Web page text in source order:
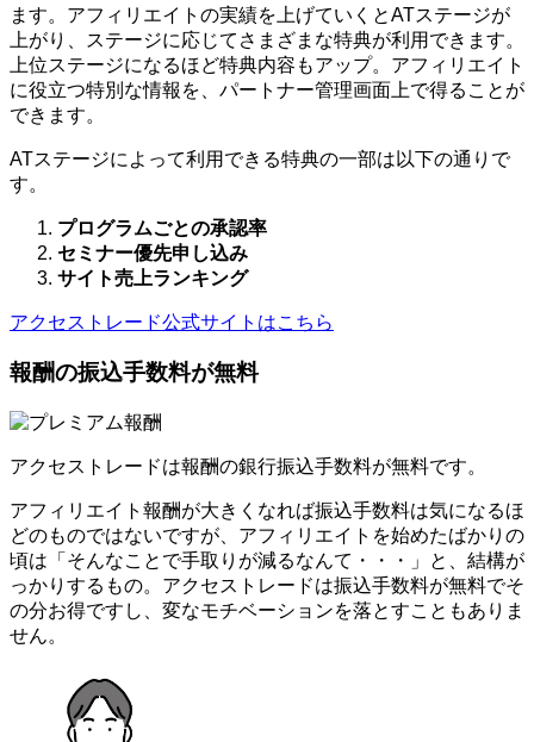
ます。アフィリエイトの実績を上げていくとATステージが
上がり、ステージに応じてさまざまな特典が利用できます。
上位ステージになるほど特典内容もアップ。アフィリエイト
に役立つ特別な情報を、パートナー管理画面上で得ることが
できます。
ATステージによって利用できる特典の一部は以下の通りで
す。
プログラムごとの承認率
セミナー優先申し込み
サイト売上ランキング
アクセストレード公式サイトはこちら
報酬の振込手数料が無料
アクセストレードは報酬の銀行振込手数料が無料です。
アフィリエイト報酬が大きくなれば振込手数料は気になるほ
どのものではないですが、アフィリエイトを始めたばかりの
頃は「そんなことで手取りが減るなんて・・・」と、結構が
っかりするもの。アクセストレードは振込手数料が無料でそ
の分お得ですし、変なモチベーションを落とすこともありま
せん。